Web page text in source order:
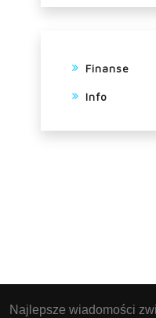
Finanse
Info
Najlepsze wiadomości